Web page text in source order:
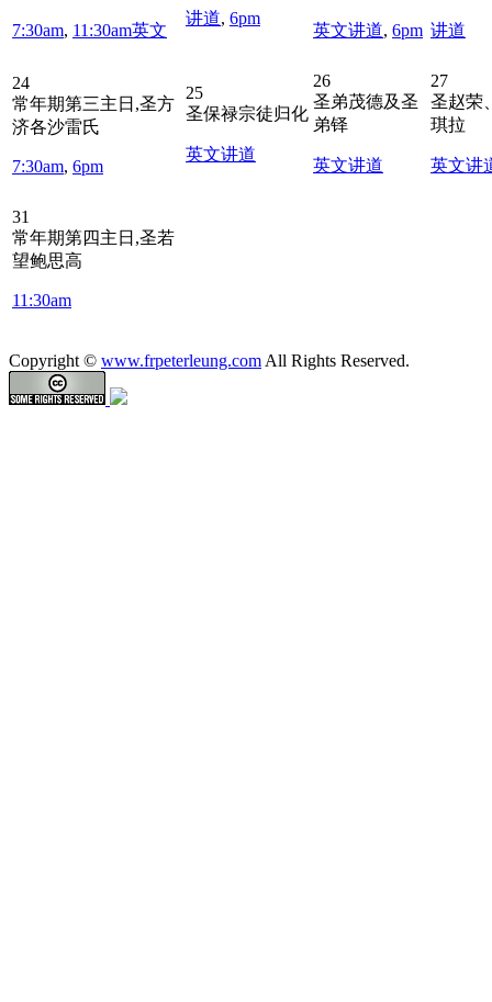
7:30am, 11:30am英文
讲道, 6pm
英文讲道, 6pm 讲道
24
常年期第三主日,圣方
济各沙雷氏
7:30am, 6pm
25
圣保禄宗徒归化
英文讲道
26
圣弟茂德及圣
弟铎
英文讲道
27
圣赵荣
琪拉
英文讲
31
常年期第四主日,圣若
望鲍思高
11:30am
Copyright © www.frpeterleung.com All Rights Reserved.